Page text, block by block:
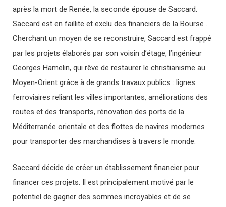
après la mort de Renée, la seconde épouse de Saccard.
Saccard est en faillite et exclu des financiers de la Bourse .
Cherchant un moyen de se reconstruire, Saccard est frappé
par les projets élaborés par son voisin d’étage, l’ingénieur
Georges Hamelin, qui rêve de restaurer le christianisme au
Moyen-Orient grâce à de grands travaux publics : lignes
ferroviaires reliant les villes importantes, améliorations des
routes et des transports, rénovation des ports de la
Méditerranée orientale et des flottes de navires modernes
pour transporter des marchandises à travers le monde.
Saccard décide de créer un établissement financier pour
financer ces projets. Il est principalement motivé par le
potentiel de gagner des sommes incroyables et de se